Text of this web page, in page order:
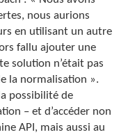
nous aurions
en utilisant un autre
fallu ajouter une
solution n’était pas
la normalisation ».
possibilité de
– et d’accéder non
API, mais aussi au